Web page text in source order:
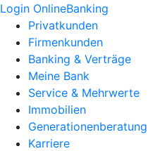
Login OnlineBanking
Privatkunden
Firmenkunden
Banking & Verträge
Meine Bank
Service & Mehrwerte
Immobilien
Generationenberatung
Karriere